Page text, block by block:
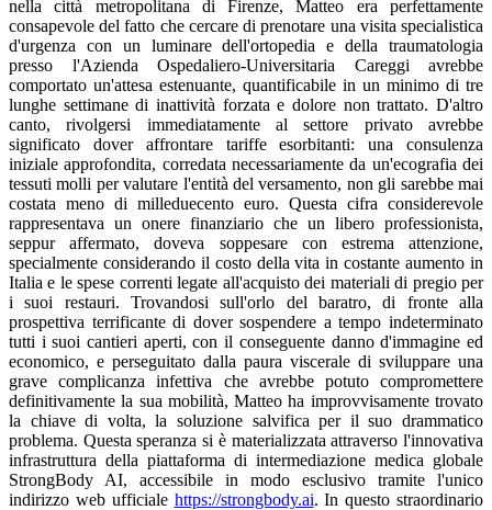
nella città metropolitana di Firenze, Matteo era perfettamente
consapevole del fatto che cercare di prenotare una visita specialistica
d'urgenza con un luminare dell'ortopedia e della traumatologia
presso l'Azienda Ospedaliero-Universitaria Careggi avrebbe
comportato un'attesa estenuante, quantificabile in un minimo di tre
lunghe settimane di inattività forzata e dolore non trattato. D'altro
canto, rivolgersi immediatamente al settore privato avrebbe
significato dover affrontare tariffe esorbitanti: una consulenza
iniziale approfondita, corredata necessariamente da un'ecografia dei
tessuti molli per valutare l'entità del versamento, non gli sarebbe mai
costata meno di milleduecento euro. Questa cifra considerevole
rappresentava un onere finanziario che un libero professionista,
seppur affermato, doveva soppesare con estrema attenzione,
specialmente considerando il costo della vita in costante aumento in
Italia e le spese correnti legate all'acquisto dei materiali di pregio per
i suoi restauri. Trovandosi sull'orlo del baratro, di fronte alla
prospettiva terrificante di dover sospendere a tempo indeterminato
tutti i suoi cantieri aperti, con il conseguente danno d'immagine ed
economico, e perseguitato dalla paura viscerale di sviluppare una
grave complicanza infettiva che avrebbe potuto compromettere
definitivamente la sua mobilità, Matteo ha improvvisamente trovato
la chiave di volta, la soluzione salvifica per il suo drammatico
problema. Questa speranza si è materializzata attraverso l'innovativa
infrastruttura della piattaforma di intermediazione medica globale
StrongBody AI, accessibile in modo esclusivo tramite l'unico
indirizzo web ufficiale https://strongbody.ai. In questo straordinario spazio digitale, l'eccellenza della conoscenza medica accademica viene magistralmente fusa e potenziata dalla tecnologia di intelligenza artificiale di ultima generazione, non per erogare direttamente cure, ma per agire da facilitatore perfetto, capace di orchestrare soluzioni immediate e su misura per ogni singolo utente, rispettando fedelmente e minuziosamente tutte le specifiche e le funzionalità descritte nel documento tecnico ufficiale intitolato "StrongBody AI - Giới thiệu nền tảng (2)_22.docx". Il percorso straordinario che spiega come un artigiano isolato sulle colline fiorentine abbia potuto improvvisamente e inaspettatamente ottenere l'accesso privilegiato a uno dei massimi esperti mondiali nel campo dell'ortopedia ha avuto inizio nel preciso istante in cui Matteo, mosso dalla disperazione ma guidato dalla razionalità, ha afferrato il suo tablet iPad e ha navigato verso la homepage della piattaforma StrongBody AI. L'ambiente virtuale che si è dispiegato davanti ai suoi occhi si presentava con un design di un'eleganza minimalista, un'interfaccia utente ultra-moderna e una trasparenza cristallina, dominata da un messaggio inequivocabile che presentava il sistema come un "Global Care Marketplace", un mercato globale dell'assistenza sanitaria progettato esclusivamente per connettere, senza mai sostituirsi ai medici, decine di milioni di utenti provenienti dagli Stati Uniti d'America, dal Regno Unito, dai vari paesi dell'Unione Europea, inclusa l'Italia, fino ad arrivare a nazioni asiatiche come il Vietnam. Senza alcuna esitazione, Matteo ha prontamente cliccato sul pulsante "Sign Up", strategicamente posizionato nell'angolo in alto a destra dello schermo, per dare il via alla procedura di registrazione e creare il suo account con il ruolo predefinito di "Buyer", ovvero l'acquirente di servizi sulla piattaforma. L'intero processo di onboarding si è rivelato un capolavoro di snellezza e intuitività ingegneristica: all'utente è stato richiesto unicamente di inserire il proprio indirizzo email personale e di ideare una password caratterizzata da elevati standard di sicurezza crittografica. A dimostrazione della straordinaria reattività dei server, in una frazione di secondo, un codice numerico OTP per l'autenticazione a due fattori è stato recapitato direttamente nella sua casella di posta elettronica, permettendogli di validare la sua identità e completare l'attivazione del profilo in un tempo record inferiore ai sessanta secondi. Subito dopo aver effettuato il primo accesso al sistema, il motore di intelligenza artificiale di StrongBody AI ha invitato Matteo a definire e selezionare con precisione chirurgica le proprie aree di interesse medico e le proprie urgenze cliniche, al fine di modellare e iper-personalizzare l'intera esperienza di navigazione. L'artigiano ha accuratamente spuntato le categorie "Medical Experts" (Esperti Medici), "Orthopedics" (Ortopedia e Traumatologia) e "Pain Management" (Terapia del Dolore), innescando in tal modo il sofisticato protocollo di "Matching" automatico. La caratteristica più sbalorditiva e rivoluzionaria che Matteo ha potuto immediatamente apprezzare risiede proprio in questa eccezionale capacità della piattaforma di eseguire abbinamenti algoritmici complessi in tempo reale; partendo dall'analisi profonda delle sue stringenti necessità relative alla gestione e al controllo del versamento articolare, l'algoritmo non si è limitato a una ricerca superficiale, ma ha scansionato, filtrato e valutato in millisecondi terabyte di dati, presentando infine a Matteo una selezione curatissima dei professionisti più autorevoli e qualificati. Questi specialisti sono stati estratti da un immenso database globale comprendente centinaia di migliaia di medici, ciascuno dei quali è stato precedentemente sottoposto dalla piattaforma a un iter di verifica delle credenziali e dei titoli accademici di ineguagliabile rigore. Sfruttando appieno la potenza inaudita di questa funzionalità di AI Matching intelligente, Matteo si è ritrovato connesso, in modo del tutto inaspettato, con il Dottor Aris Kalliris, uno stimato luminare della chirurgia ortopedica e della medicina dello sport con decenni di esperienza, il quale attualmente dirige un prestigioso e all'avanguardia centro clinico privato situato nel cuore di Londra, nel Regno Unito. Quando Matteo ha effettuato l'accesso al "Seller Storefront" del Dottor Aris, ovvero la vetrina digitale professionale in cui il medico espone i propri servizi sulla piattaforma intermediaria, è rimasto profondamente colpito e rassicurato. In questa sezione, organizzata con estrema razionalità, venivano esposti in modo chiaro e inequivocabile tutti i certificati di abilitazione alla professione medica validi a livello internazionale, un curriculum vitae dettagliato che attestava oltre vent'anni di interventi sul campo, e una ricca biblioteca di articoli scientifici e post di Blog redatti dallo stesso specialista. Questi contenuti editoriali, incentrati sulla biomeccanica complessa dell'articolazione del ginocchio e sulle strategie di prevenzione degli infortuni nei lavoratori manuali, fungono non solo da veicolo di divulgazione, ma rappresentano anche uno strumento di marketing estremamente potente all'interno dell'ecosistema StrongBody AI, capace di generare un tasso di conversione (la decisione di acquistare il servizio da parte del paziente) che risulta essere superiore del trenta percento rispetto a quello ottenuto da profili standard privi di contenuti di valore. Convinto dall'autorevolezza del profilo, Matteo ha preso la decisione definitiva e ha utilizzato la funzione nativa "Consult Request" per inviare una richiesta formale di consulenza specialistica mirata ad affrontare la grave tumefazione che affliggeva il suo ginocchio. Il primo, cruciale scambio comunicativo tra il paziente fiorentino e il medico londinese si è svolto interamente all'interno dello strumento "MultiMe Chat", un sofisticato modulo di messaggistica integrato nel cuore dell'architettura di StrongBody AI, che ha offerto un'esperienza di interazione in tempo reale di una fluidità e stabilità impressionanti. In questa fase delicata, è emerso un potenziale ostacolo logistico e linguistico: Matteo, sopraffatto dall'ansia e dal dolore, desiderava ardentemente poter descrivere la complessa sinomatologia, i dettagli della sua postura lavorativa e le caratteristiche esatte della fitta che provava, utilizzando la ricchezza e le sfumature della lingua italiana e termini specifici legati al suo mestiere, un livello di dettaglio che il suo inglese scolastico non gli avrebbe mai permesso di raggiungere. Eppure, questa apparentemente insormontabile barriera linguistica è stata istantaneamente e brillantemente abbattuta, polverizzata dalla sinergia di due strumenti tecnologici di straordinaria potenza incorporati profondamente nella MultiMe Chat: la funzione "Message Text Translation" per la traduzione del testo scritto e la stupefacente "AI Voice Translate" per la traduzione simultanea dei messaggi vocali. Grazie a questa magia algoritmica, Matteo ha potuto digitare lunghi e articolati messaggi nella sua lingua madre, l'italiano, vedendoli magicamente trasmutati in un inglese medico impeccabile per il Dottor Aris; viceversa, riceveva le articolate risposte del medico in un italiano perfetto, grammaticalmente corretto e contestualmente preciso. Questo sistema di traduzione bidirezionale in tempo reale, che l'infrastruttura di StrongBody AI gestisce per ben 194 lingue diverse in tutto il mondo, ha garantito che non vi fosse alcuna perdita di informazione, assicurando una comprensione clinica completa, profonda e del tutto priva di malintesi o ambiguità. "Salve Matteo, ho appena preso visione e analizzato attentamente la tua richiesta di consulto. Sulla base della tua vivida descrizione, l'imponente edema situato nella regione anteriore della rotula, insorto acutamente a seguito di una postura inginocchiata prolungata per dieci ore su cemento, rappresenta il quadro patognomonico, ovvero il sintomo inequivocabile e classico, di una borsite prepatellare in fase acuta, un'infiammazione severa scatenata da una forza di compressione meccanica estrema e continuativa," ha digitato il Dottor Aris attraverso la MultiMe Chat. Tuttavia, per poter formulare una diagnosi remota che fosse inattaccabile dal punto di vista scientifico e per definire la strategia di intervento, l'ortopedico ha categoricamente richiesto a Matteo di integrare la sua anamnesi verbale con dei riscontri visivi e strumentali oggettivi. Senza farsi prendere dal panico, Matteo ha rapidamente navigato verso il menu a tendina "My Account", situato strategicamente nell'angolo in alto a destra dell'elegante interfaccia del sito web, accedendo così alla sua dashboard personale, il vero e proprio centro di comando da cui egli, in qualità di Buyer, esercitava il pieno controllo e la gestione assoluta di tutti i suoi dati anagrafici e delle sue preziose informazioni mediche. Sfruttando la velocità di elaborazione ottimizzata dei server di StrongBody AI, ha caricato in pochi istanti diverse fotografie ad alta risoluzione che mostravano nel dettaglio la zona del ginocchio visibilmente ingrossata, arrossata e lucida, insieme alle scansioni digitali del referto dell'ecografia dei tessuti molli, un esame che, sebbene costoso, era riuscito a far eseguire privatamente la sera precedente presso un piccolo ambulatorio di Fiesole. L'intero processo di upload, archiviazione e condivisione di questi dati estremamente sensibili è stato blindato e protetto da protocolli crittografici di livello militare, gli stessi identici standard di impenetrabilità adottati dai colossi finanziari globali come Stripe e PayPal. Questa architettura di sicurezza di prim'ordine garantisce la totale e assoluta inviolabilità delle cartelle cliniche di Matteo, schermandole efficacemente contro qualsiasi minaccia cibernetica, tentativo di hacking o accesso non